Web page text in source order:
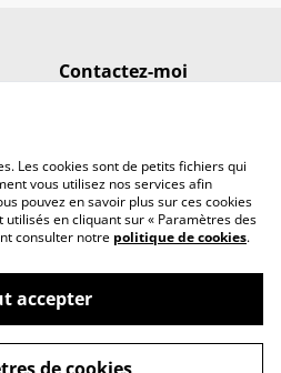
Contactez-moi
confidentialité
de cookies
Les cookies sont de petits fichiers qui
vous utilisez nos services afin
pouvez en savoir plus sur ces cookies
en cliquant sur « Paramètres des
consulter notre politique de cookies.
accepter